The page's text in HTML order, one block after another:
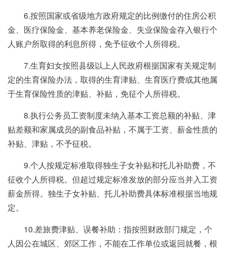
6.按照国家或省级地方政府规定的比例缴付的住房公积
金、医疗保险金、基本养老保险金、失业保险金存入银行个
人账户所取得的利息所得，免予征收个人所得税。
7.生育妇女按照县级以上人民政府根据国家有关规定制
定的生育保险办法，取得的生育津贴、生育医疗费或其他属
于生育保险性质的津贴、补贴，免征个人所得税。
8.执行公务员工资制度未纳入基本工资总额的补贴、津
贴差额和家属成员的副食品补贴，不属于工资、薪金性质的
补贴、津贴，不予征税。
9.个人按规定标准取得独生子女补贴和托儿补助费，不
征收个人所得税。但超过规定标准发放的部分应当并入工资
薪金所得。独生子女补贴、托儿补助费具体标准根据当地规
定。
10.差旅费津贴、误餐补助：指按照财政部门规定，个
人因公在城区、郊区工作，不能在工作单位或返回就餐，根